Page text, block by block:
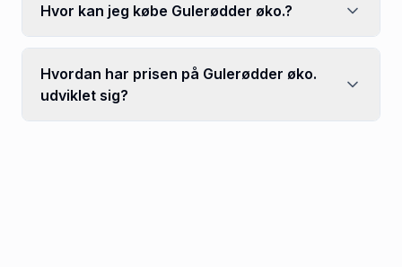
Hvor kan jeg købe Gulerødder øko.?
Hvordan har prisen på Gulerødder øko.
udviklet sig?